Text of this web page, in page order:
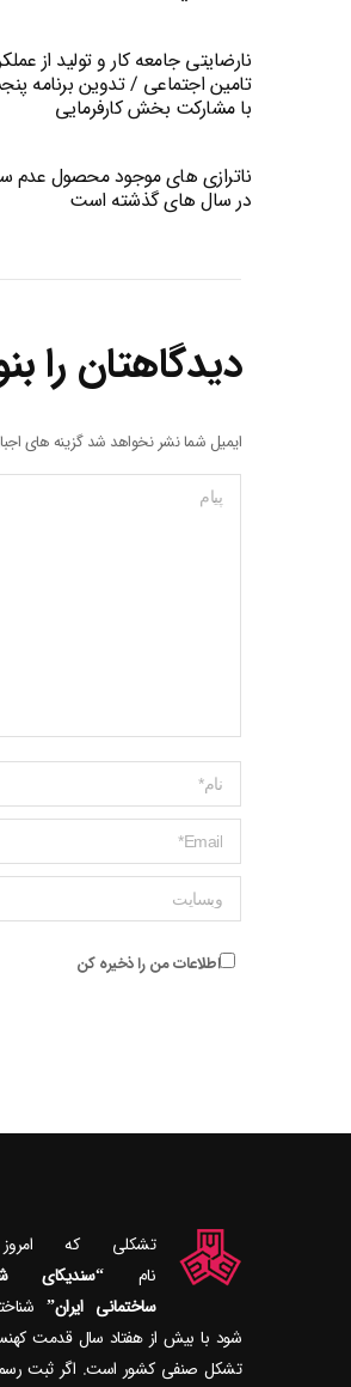
نارضایتی جامعه کار و تولید از
تامین اجتماعی / تدوین برنامه
با مشارکت بخش کارفرمایی
ناترازی های موجود محصول عدم
در سال های گذشته است
دیدگاهتان را
ایمیل شما نشر نخواهد شد گزینه های
پیام
Name *
ایمیل *
وبسایت
اطلاعات من را ذخیره کن
تشکلی که
نام“سندیکای
ساختمانی ایران”
تشکل صنفی کشور است. اگر ثبت